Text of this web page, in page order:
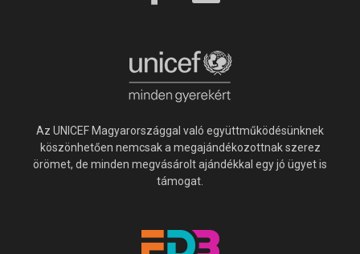
Az UNICEF Magyarországgal való együttműködésünknek
köszönhetően nemcsak a megajándékozottnak szerez
örömet, de minden megvásárolt ajándékkal egy jó ügyet is
támogat.